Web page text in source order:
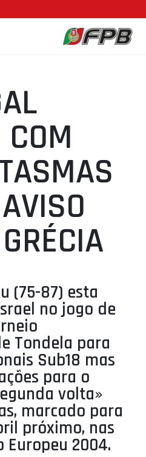
COM
(75-87) esta
no jogo de
Tondela para
Sub18 mas
para o
volta»
marcado para
próximo, nas
2004.